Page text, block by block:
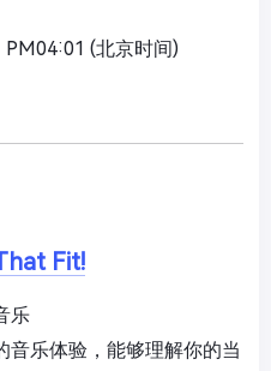
PM04:01 (北京时间)
Fit!
乐
音乐体验，能够理解你的当